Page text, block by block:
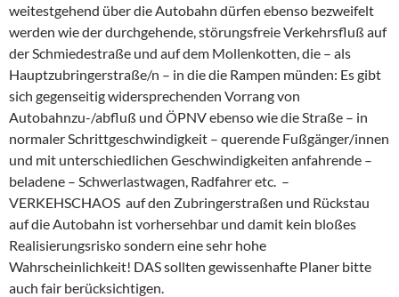
weitestgehend über die Autobahn dürfen ebenso bezweifelt
werden wie der durchgehende, störungsfreie Verkehrsfluß auf
der Schmiedestraße und auf dem Mollenkotten, die – als
Hauptzubringerstraße/n – in die die Rampen münden: Es gibt
sich gegenseitig widersprechenden Vorrang von
Autobahnzu-/abfluß und ÖPNV ebenso wie die Straße – in
normaler Schrittgeschwindigkeit – querende Fußgänger/innen
und mit unterschiedlichen Geschwindigkeiten anfahrende –
beladene – Schwerlastwagen, Radfahrer etc. –
VERKEHSCHAOS auf den Zubringerstraßen und Rückstau
auf die Autobahn ist vorhersehbar und damit kein bloßes
Realisierungsrisko sondern eine sehr hohe
Wahrscheinlichkeit! DAS sollten gewissenhafte Planer bitte
auch fair berücksichtigen.